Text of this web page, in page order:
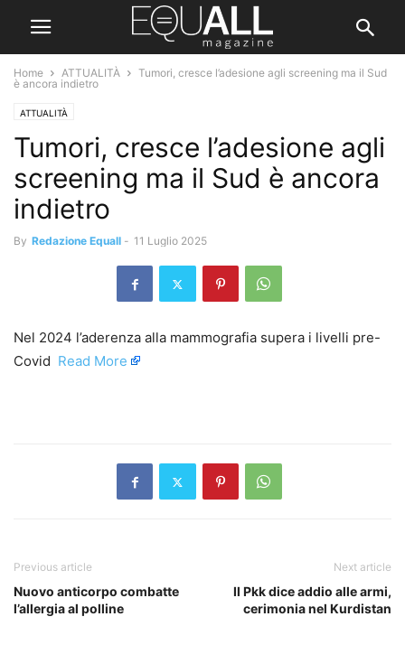
Home ATTUALITÀ
Tumori, cresce l’adesione agli screening ma il Sud
è ancora indietro
ATTUALITÀ
Tumori, cresce l’adesione agli
screening ma il Sud è ancora
indietro
By Redazione Equall - 11 Luglio 2025
Nel 2024 l’aderenza alla mammografia supera i livelli pre-
Covid ​ Read More
Previous article
Nuovo anticorpo combatte
l’allergia al polline
Next article
Il Pkk dice addio alle armi,
cerimonia nel Kurdistan